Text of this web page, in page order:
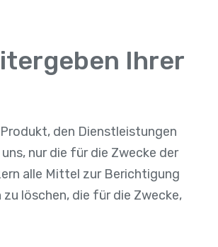
Ihrer
den Dienstleistungen
nur die für die Zwecke der
alle Mittel zur Berichtigung
löschen, die für die Zwecke,